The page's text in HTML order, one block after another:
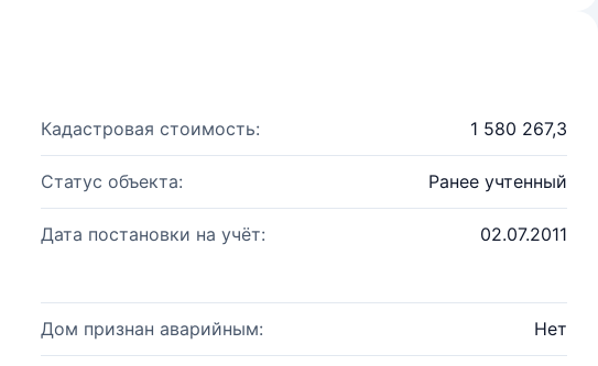
Кадастровая стоимость: 1 580 267,3
Статус объекта: Ранее учтенный
Дата постановки на учёт: 02.07.2011
Дом признан аварийным: Нет